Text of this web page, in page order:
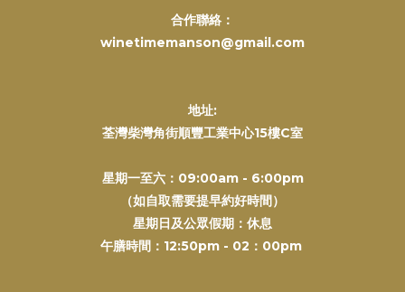
合作聯絡：
winetimemanson@gmail.com
地址:
荃灣柴灣角街順豐工業中心15樓C室
星期一至六：09:00am - 6:00pm
（如自取需要提早約好時間）
星期日及公眾假期：休息
午膳時間：12:50pm - 02：00pm